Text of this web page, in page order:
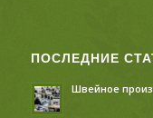
ПОСЛЕДНИЕ
Швейное